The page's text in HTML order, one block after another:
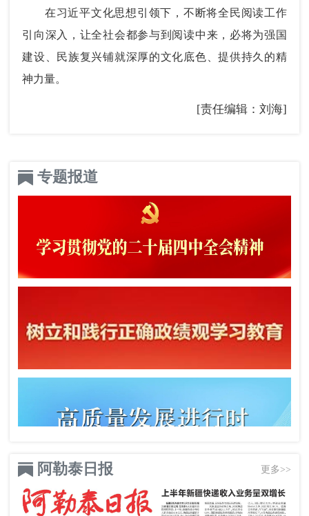
在习近平文化思想引领下，不断将全民阅读工作
引向深入，让全社会都参与到阅读中来，必将为强国
建设、民族复兴铺就深厚的文化底色、提供持久的精
神力量。
[责任编辑：刘海]
专题报道
阿勒泰日报 更多>>